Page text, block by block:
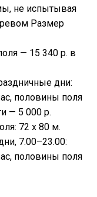
не испытывая
Размер
— 15 340 р. в
дни:
половины поля
— 5 000 р.
72 х 80 м.
7.00–23.00:
половины поля